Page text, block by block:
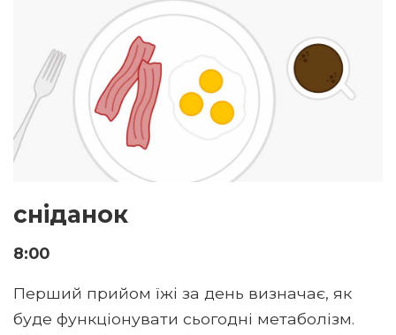
сніданок
8:00
Перший прийом їжі за день визначає, як
буде функціонувати сьогодні метаболізм.